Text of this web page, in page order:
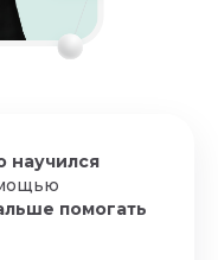
научился
помогать